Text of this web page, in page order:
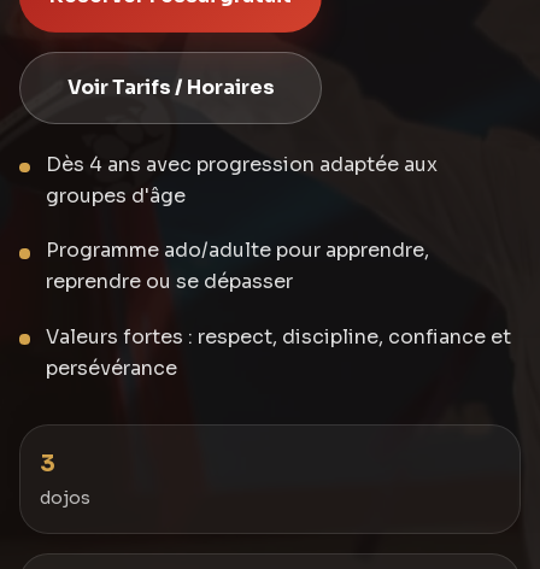
Voir Tarifs / Horaires
Dès 4 ans avec progression adaptée aux
groupes d'âge
Programme ado/adulte pour apprendre,
reprendre ou se dépasser
Valeurs fortes : respect, discipline, confiance et
persévérance
3
dojos